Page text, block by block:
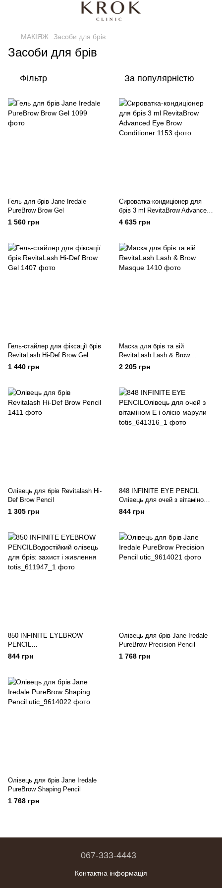
МАКІЯЖ Засоби для брів
Засоби для брів
Фільтр За популярністю
Гель для брів Jane Iredale
PureBrow Brow Gel
1 560 грн
Сироватка-кондиціонер для
брів 3 ml RevitaBrow Advanced
Eye Brow Conditioner
4 635 грн
Гель-стайлер для фіксації брів
RevitaLash Hi-Def Brow Gel
1 440 грн
Маска для брів та вій
RevitaLash Lash & Brow
Masque
2 205 грн
Олівець для брів Revitalash Hi-
Def Brow Pencil
1 305 грн
848 INFINITE EYE PENCIL
Олівець для очей з вітаміном
Е і олією марули
844 грн
850 INFINITE EYEBROW
PENCIL
Водостійкий олівець для брів:
захист і живлення
844 грн
Олівець для брів Jane Iredale
PureBrow Precision Pencil
1 768 грн
Олівець для брів Jane Iredale
PureBrow Shaping Pencil
1 768 грн
067-333-4443
Контактна інформація